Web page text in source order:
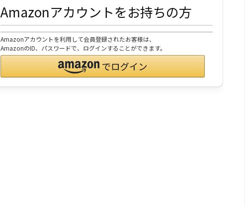
Amazonアカウントをお持ちの方
Amazonアカウントを利用して会員登録されたお客様は、
AmazonのID、パスワードで、ログインすることができます。